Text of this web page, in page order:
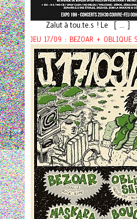
Zalut à tou.te.s ! Le [ ... ]
JEU 17/09 : BEZOAR + OBLIQUE